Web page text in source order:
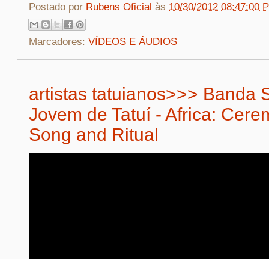
Postado por Rubens Oficial às 10/30/2012 08:47:00
Marcadores: VÍDEOS E ÁUDIOS
artistas tatuianos>>> Banda
Jovem de Tatuí - Africa:
Song and Ritual